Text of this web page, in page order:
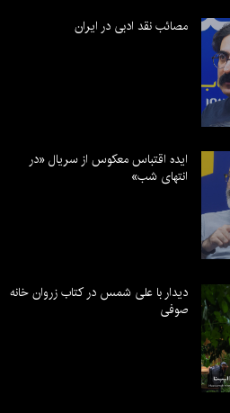
مصائب نقد ادبی در ایران
ایده اقتباس معکوس از سریال «در
انتهای شب»
دیدار با علی شمس در کتاب زروان خانه
صوفی